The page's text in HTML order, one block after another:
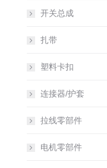
开关总成
扎带
塑料卡扣
连接器/护套
拉线零部件
电机零部件